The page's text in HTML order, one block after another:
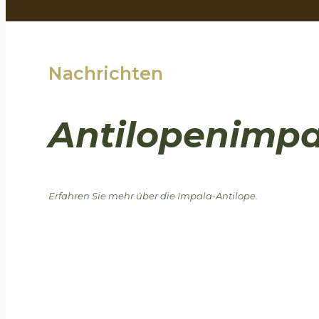
Nachrichten
Erfahren Sie mehr über die Impala-Antilope.